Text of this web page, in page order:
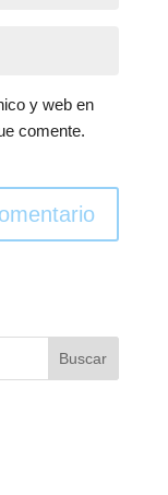
y web en
comente.